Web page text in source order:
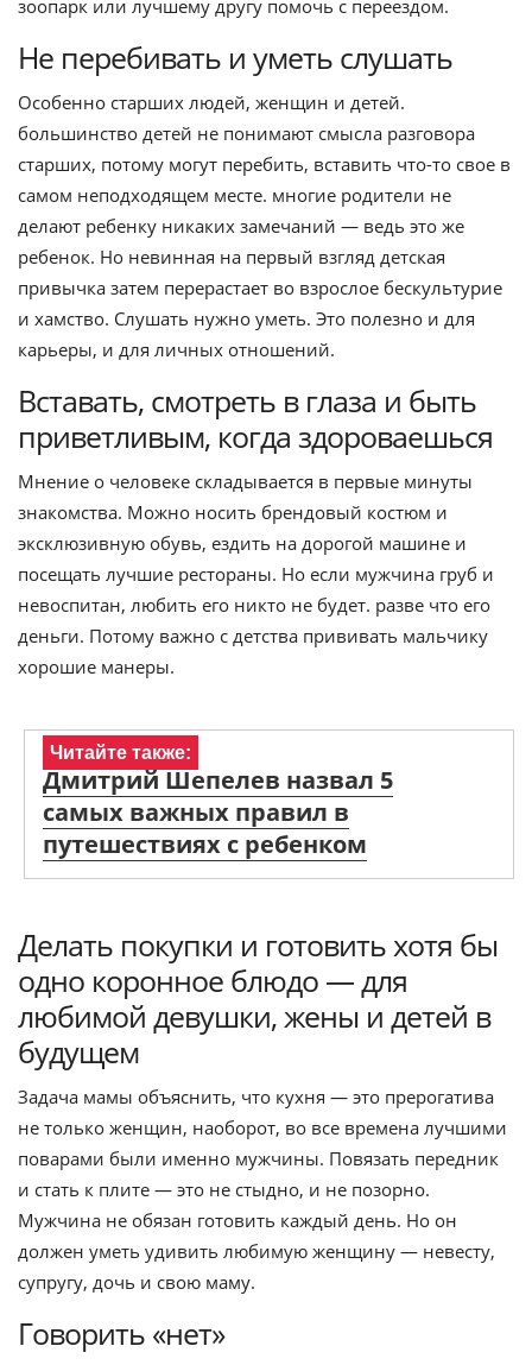
зоопарк или лучшему другу помочь с переездом.
Не перебивать и уметь слушать
Особенно старших людей, женщин и детей.
большинство детей не понимают смысла разговора
старших, потому могут перебить, вставить что-то свое в
самом неподходящем месте. многие родители не
делают ребенку никаких замечаний — ведь это же
ребенок. Но невинная на первый взгляд детская
привычка затем перерастает во взрослое бескультурие
и хамство. Слушать нужно уметь. Это полезно и для
карьеры, и для личных отношений.
Вставать, смотреть в глаза и быть
приветливым, когда здороваешься
Мнение о человеке складывается в первые минуты
знакомства. Можно носить брендовый костюм и
эксклюзивную обувь, ездить на дорогой машине и
посещать лучшие рестораны. Но если мужчина груб и
невоспитан, любить его никто не будет. разве что его
деньги. Потому важно с детства прививать мальчику
хорошие манеры.
Читайте также:
Дмитрий Шепелев назвал 5
самых важных правил в
путешествиях с ребенком
Делать покупки и готовить хотя бы
одно коронное блюдо — для
любимой девушки, жены и детей в
будущем
Задача мамы объяснить, что кухня — это прерогатива
не только женщин, наоборот, во все времена лучшими
поварами были именно мужчины. Повязать передник
и стать к плите — это не стыдно, и не позорно.
Мужчина не обязан готовить каждый день. Но он
должен уметь удивить любимую женщину — невесту,
супругу, дочь и свою маму.
Говорить «нет»